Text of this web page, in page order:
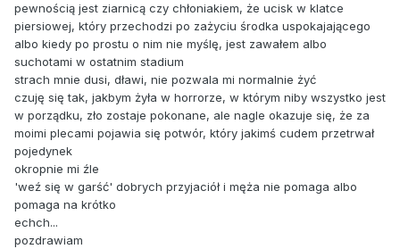
pewnością jest ziarnicą czy chłoniakiem, że ucisk w klatce
piersiowej, który przechodzi po zażyciu środka uspokajającego
albo kiedy po prostu o nim nie myślę, jest zawałem albo
suchotami w ostatnim stadium
strach mnie dusi, dławi, nie pozwala mi normalnie żyć
czuję się tak, jakbym żyła w horrorze, w którym niby wszystko jest
w porządku, zło zostaje pokonane, ale nagle okazuje się, że za
moimi plecami pojawia się potwór, który jakimś cudem przetrwał
pojedynek
okropnie mi źle
'weź się w garść' dobrych przyjaciół i męża nie pomaga albo
pomaga na krótko
echch...
pozdrawiam